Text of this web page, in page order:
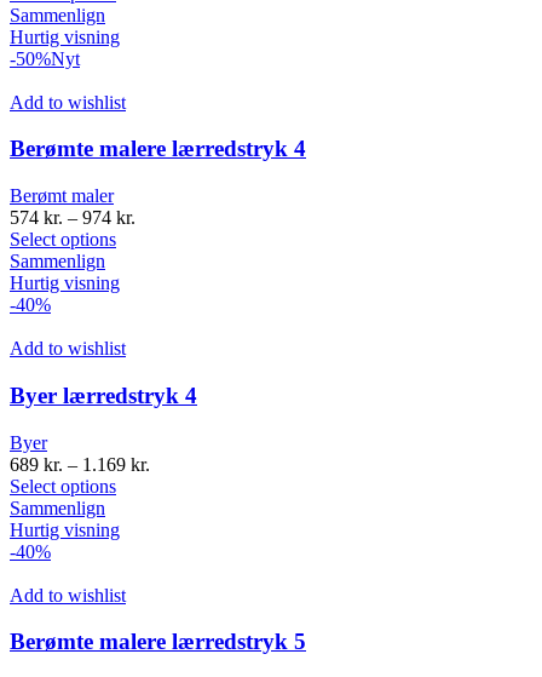
Sammenlign
Hurtig visning
-50%Nyt
Add to wishlist
Berømte malere lærredstryk 4
Berømt maler
574 kr. – 974 kr.
Select options
Sammenlign
Hurtig visning
-40%
Add to wishlist
Byer lærredstryk 4
Byer
689 kr. – 1.169 kr.
Select options
Sammenlign
Hurtig visning
-40%
Add to wishlist
Berømte malere lærredstryk 5